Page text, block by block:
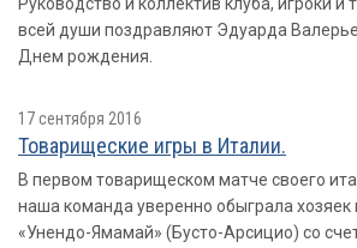
всей души поздравляют Эдуарда
Днем рождения.
17 сентября 2016
Товарищеские игры в Италии.
В первом товарищеском матче своего
наша команда уверенно обыграла
«Унендо-Ямамай» (Бусто-Арсицио) со